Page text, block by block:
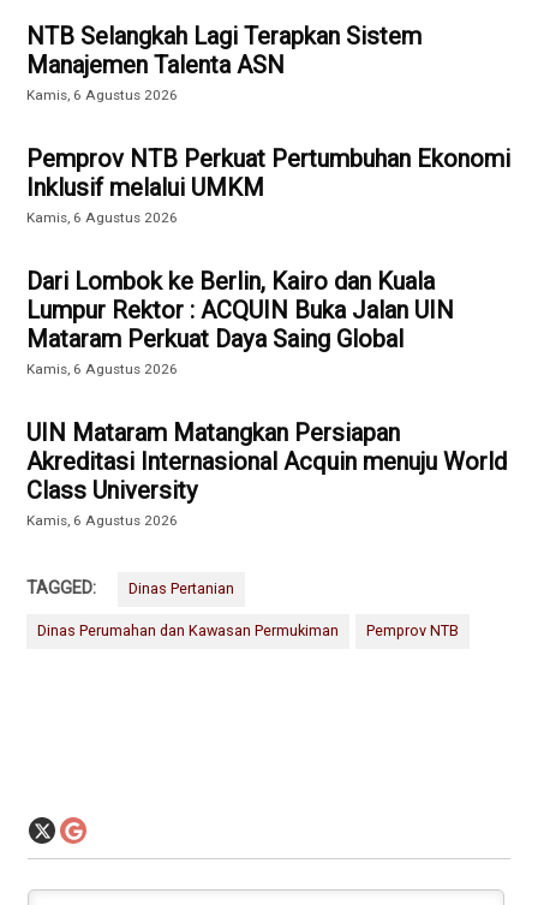
NTB Selangkah Lagi Terapkan Sistem
Manajemen Talenta ASN
Kamis, 6 Agustus 2026
Pemprov NTB Perkuat Pertumbuhan Ekonomi
Inklusif melalui UMKM
Kamis, 6 Agustus 2026
Dari Lombok ke Berlin, Kairo dan Kuala
Lumpur Rektor : ACQUIN Buka Jalan UIN
Mataram Perkuat Daya Saing Global
Kamis, 6 Agustus 2026
UIN Mataram Matangkan Persiapan
Akreditasi Internasional Acquin menuju World
Class University
Kamis, 6 Agustus 2026
TAGGED: Dinas Pertanian
Dinas Perumahan dan Kawasan Permukiman Pemprov NTB